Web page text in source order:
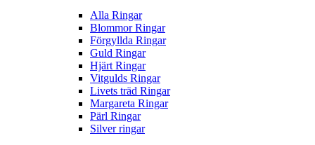
Alla Ringar
Blommor Ringar
Förgyllda Ringar
Guld Ringar
Hjärt Ringar
Vitgulds Ringar
Livets träd Ringar
Margareta Ringar
Pärl Ringar
Silver ringar